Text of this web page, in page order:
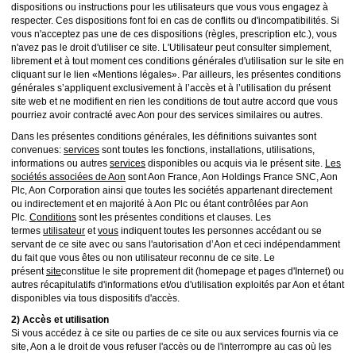
dispositions ou instructions pour les utilisateurs que vous vous engagez à
respecter. Ces dispositions font foi en cas de conflits ou d'incompatibilités. Si
vous n'acceptez pas une de ces dispositions (règles, prescription etc.), vous
n'avez pas le droit d'utiliser ce site. L'Utilisateur peut consulter simplement,
librement et à tout moment ces conditions générales d'utilisation sur le site en
cliquant sur le lien «Mentions légales». Par ailleurs, les présentes conditions
générales s’appliquent exclusivement à l’accès et à l’utilisation du présent
site web et ne modifient en rien les conditions de tout autre accord que vous
pourriez avoir contracté avec Aon pour des services similaires ou autres.
Dans les présentes conditions générales, les définitions suivantes sont
convenues: services sont toutes les fonctions, installations, utilisations,
informations ou autres services disponibles ou acquis via le présent site. Les
sociétés associées de Aon sont Aon France, Aon Holdings France SNC, Aon
Plc, Aon Corporation ainsi que toutes les sociétés appartenant directement
ou indirectement et en majorité à Aon Plc ou étant contrôlées par Aon
Plc. Conditions sont les présentes conditions et clauses. Les
termes utilisateur etvous indiquent toutes les personnes accédant ou se
servant de ce site avec ou sans l'autorisation d’Aon et ceci indépendamment
du fait que vous êtes ou non utilisateur reconnu de ce site. Le
présentsiteconstitue le site proprement dit (homepage et pages d'Internet) ou
autres récapitulatifs d'informations et/ou d'utilisation exploités par Aon et étant
disponibles via tous dispositifs d'accès.
2) Accès et utilisation
Si vous accédez à ce site ou parties de ce site ou aux services fournis via ce
site, Aon a le droit de vous refuser l'accès ou de l'interrompre au cas où les